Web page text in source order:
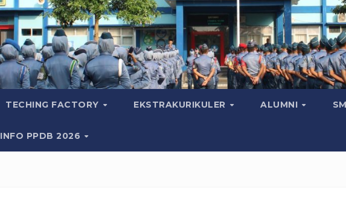
TECHING FACTORY EKSTRAKURIKULER ALUMNI
INFO PPDB 2026